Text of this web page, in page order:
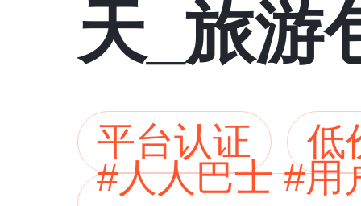
天_旅游
车_车型
平台认证
低
#人人巴士 #用